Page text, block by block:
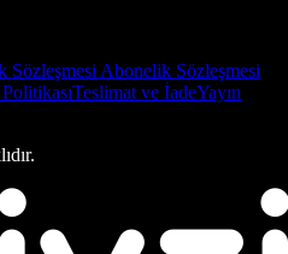
Sözleşmesi Abonelik Sözleşmesi
Teslimat ve İadeYayın